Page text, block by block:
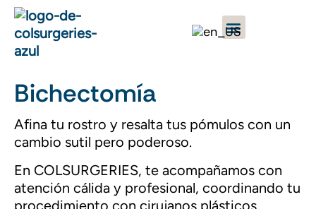
Bichectomía
Afina tu rostro y resalta tus pómulos con un
cambio sutil pero poderoso.
En COLSURGERIES, te acompañamos con
atención cálida y profesional, coordinando tu
procedimiento con cirujanos plásticos